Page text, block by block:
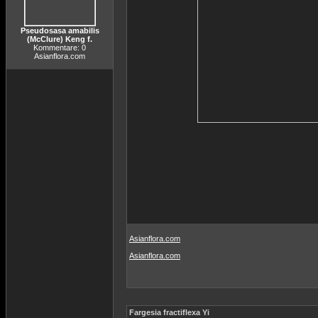
Pseudosasa amabilis
(McClure) Keng f.
Kommentare: 0
Asianflora.com
Asianflora.com
Asianflora.com
Fargesia fractiflexa Yi